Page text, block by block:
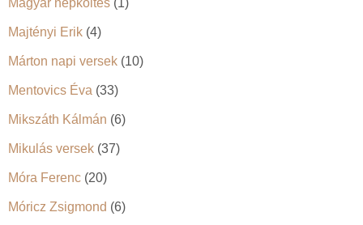
Majtényi Erik (4)
Márton napi versek (10)
Mentovics Éva (33)
Mikszáth Kálmán (6)
Mikulás versek (37)
Móra Ferenc (20)
Móricz Zsigmond (6)